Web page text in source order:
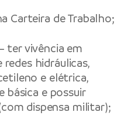
Carteira de Trabalho;
ter vivência em
hidráulicas,
e elétrica,
básica e possuir
dispensa militar);